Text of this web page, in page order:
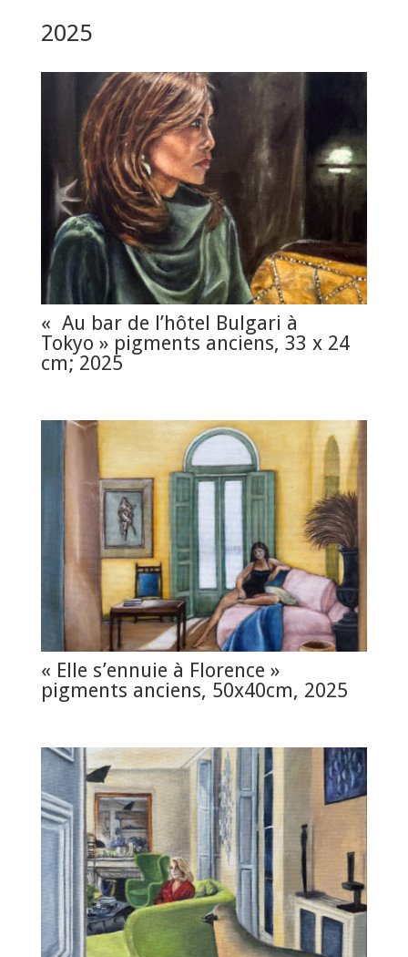
2025
« Au bar de l’hôtel Bulgari à
Tokyo » pigments anciens, 33 x 24
cm; 2025
« Elle s’ennuie à Florence »
pigments anciens, 50x40cm, 2025